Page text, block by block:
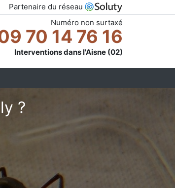
Partenaire du réseau
Numéro non surtaxé
70 14 76 16
Interventions dans l'Aisne (02)
?